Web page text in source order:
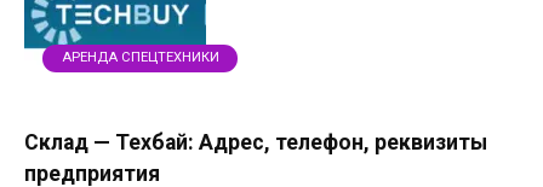
АРЕНДА СПЕЦТЕХНИКИ
Склад — Техбай: Адрес, телефон, реквизиты
предприятия